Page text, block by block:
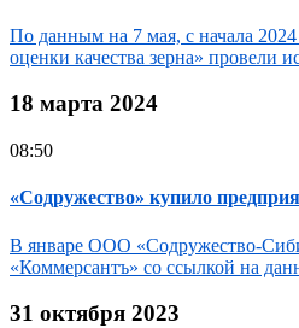
По данным на 7 мая, с начала
оценки качества зерна» провели
18 марта 2024
08:50
«Содружество» купило
В январе ООО «Содружество-
«Коммерсантъ» со ссылкой на
31 октября 2023